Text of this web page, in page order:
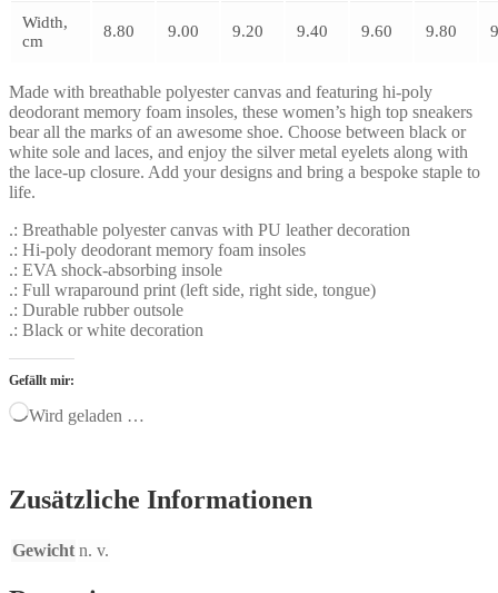
Width,
cm
8.80 9.00 9.20 9.40 9.60 9.80
Made with breathable polyester canvas and featuring hi-poly
deodorant memory foam insoles, these women’s high top sneakers
bear all the marks of an awesome shoe. Choose between black or
white sole and laces, and enjoy the silver metal eyelets along with
the lace-up closure. Add your designs and bring a bespoke staple to
life.
.: Breathable polyester canvas with PU leather decoration
.: Hi-poly deodorant memory foam insoles
.: EVA shock-absorbing insole
.: Full wraparound print (left side, right side, tongue)
.: Durable rubber outsole
.: Black or white decoration
Gefällt mir:
Wird geladen …
Zusätzliche Informationen
Gewicht n. v.